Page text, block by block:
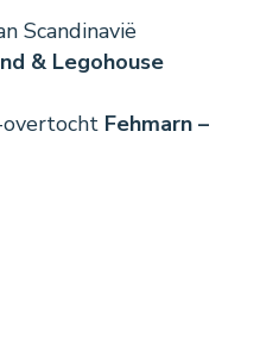
Scandinavië
& Legohouse
Fehmarn –